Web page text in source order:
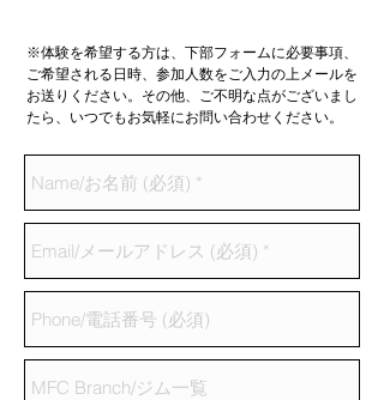
※体験を希望する方は、下部フォームに必要事項、
ご希望される日時、参加人数をご入力の上メールを
お送りください。その他、ご不明な点がございまし
たら、いつでもお気軽にお問い合わせください。